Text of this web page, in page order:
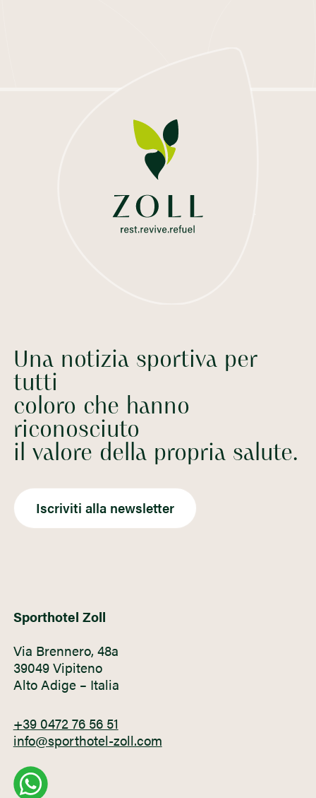
Una notizia sportiva per
tutti
coloro che hanno
riconosciuto
il valore della propria salute.
Iscriviti alla newsletter
Sporthotel Zoll
Via Brennero, 48a
39049 Vipiteno
Alto Adige – Italia
+39 0472 76 56 51
info@sporthotel-zoll.com